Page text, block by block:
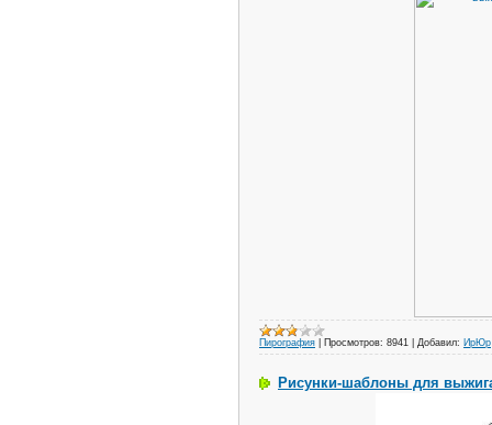
Пирография Просмотров: 8941 Добавил: ИрЮр
Рисунки-шаблоны для